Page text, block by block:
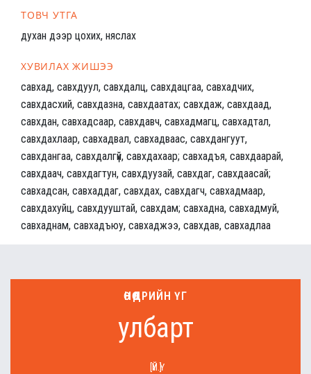
ТОВЧ УТГА
духан дээр цохих, няслах
ХУВИЛАХ ЖИШЭЭ
савхад, савхдуул, савхдалц, савхдацгаа, савхадчих,
савхдасхий, савхдазна, савхдаатах; савхдаж, савхдаад,
савхдан, савхадсаар, савхдавч, савхадмагц, савхадтал,
савхдахлаар, савхадвал, савхадваас, савхдангуут,
савхдангаа, савхдалгүй, савхдахаар; савхадъя, савхдаарай,
савхдаач, савхдагтун, савхдуузай, савхдаг, савхдаасай;
савхадсан, савхаддаг, савхдах, савхдагч, савхадмаар,
савхдахуйц, савхдууштай, савхдам; савхадна, савхадмуй,
савхаднам, савхадъюу, савхаджээ, савхдав, савхадлаа
ӨНӨӨДРИЙН ҮГ
улбарт
[ҮЙ.Ү]